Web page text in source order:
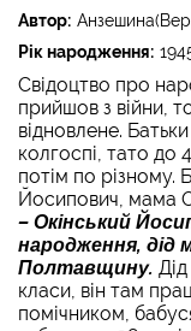
Автор:
Рік народження:
Свідоцтво про
прийшов з війни,
відновлене.
колгоспі, тато до
потім по різному.
Йосипович, мама
– Окінський
народження, дід
Полтавщину.
класи, він там
помічником,